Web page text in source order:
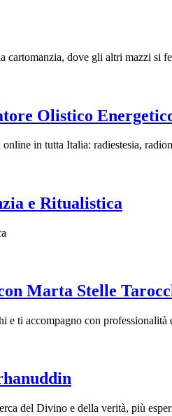
cartomanzia, dove gli altri mazzi si
Olistico
online in tutta Italia: radiestesia,
e Ritualistica
Marta Stelle
e ti accompagno con
del Divino e della verità, più